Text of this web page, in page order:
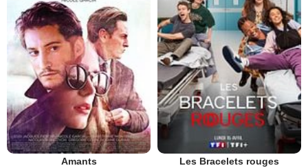
Amants Les Bracelets rouges